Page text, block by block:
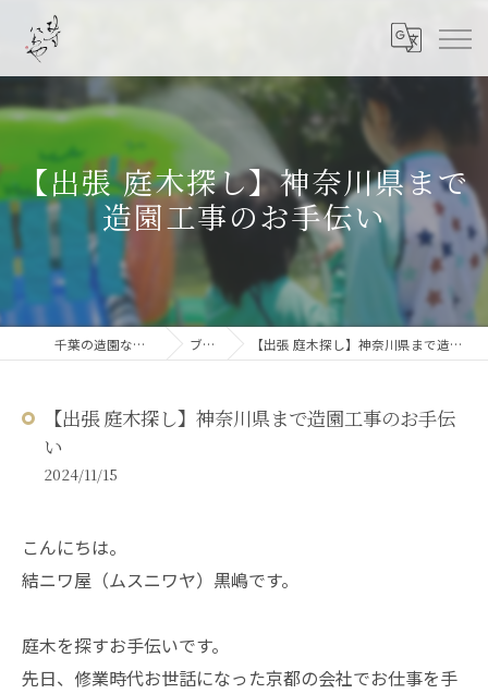
【出張 庭木探し】神奈川県まで
造園工事のお手伝い
千葉の造園なら結ニワ屋 ブログ 【出張 庭木探し】神奈川県まで造園工事のお手伝い
【出張 庭木探し】神奈川県まで造園工事のお手伝
い
2024/11/15
こんにちは。
結ニワ屋（ムスニワヤ）黒嶋です。
庭木を探すお手伝いです。
先日、修業時代お世話になった京都の会社でお仕事を手